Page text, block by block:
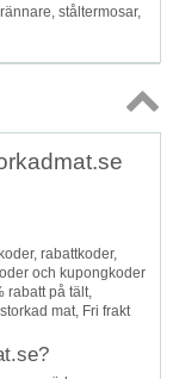
ståltermosar,
Topp
rabattkoder,
och kupongkoder
rabatt på tält,
mat, Fri frakt